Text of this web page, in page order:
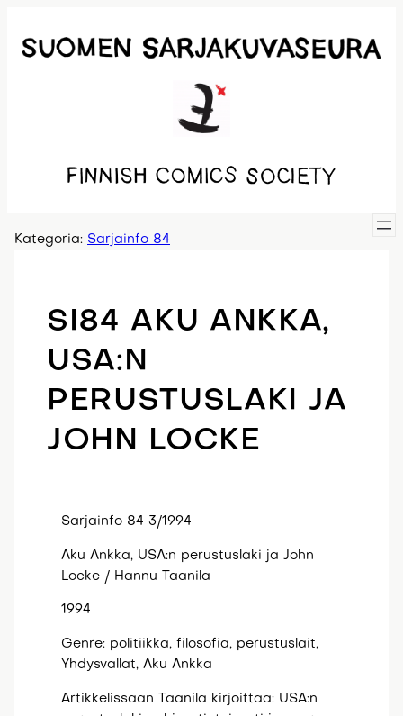
sisältöön
Kategoria: Sarjainfo 84
SI84 AKU ANKKA,
USA:N
PERUSTUSLAKI JA
JOHN LOCKE
Sarjainfo 84 3/1994
Aku Ankka, USA:n perustuslaki ja John
Locke / Hannu Taanila
1994
Genre: politiikka, filosofia, perustuslait,
Yhdysvallat, Aku Ankka
Artikkelissaan Taanila kirjoittaa: USA:n